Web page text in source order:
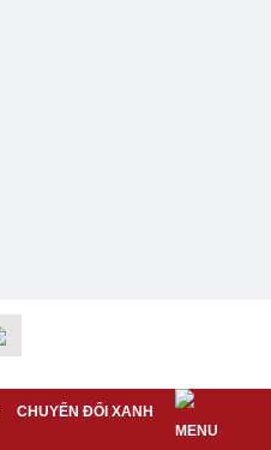
CHUYỂN ĐỔI XANH